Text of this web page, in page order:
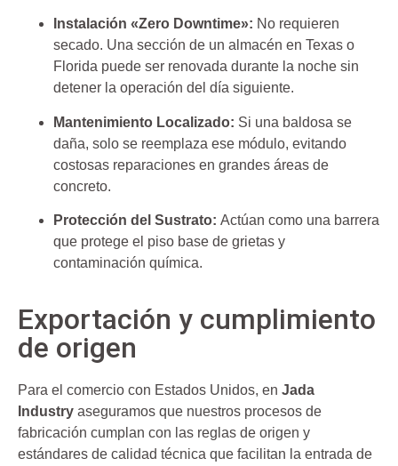
Instalación «Zero Downtime»: No requieren
secado. Una sección de un almacén en Texas o
Florida puede ser renovada durante la noche sin
detener la operación del día siguiente.
Mantenimiento Localizado: Si una baldosa se
daña, solo se reemplaza ese módulo, evitando
costosas reparaciones en grandes áreas de
concreto.
Protección del Sustrato: Actúan como una barrera
que protege el piso base de grietas y
contaminación química.
Exportación y cumplimiento
de origen
Para el comercio con Estados Unidos, en Jada
Industry aseguramos que nuestros procesos de
fabricación cumplan con las reglas de origen y
estándares de calidad técnica que facilitan la entrada de